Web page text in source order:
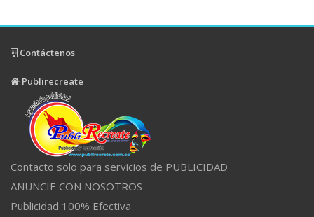
Contáctenos
Publirecreate
Contacto solo para servicios de PUBLICIDAD
ANUNCIE CON NOSOTROS
Publicidad 100% Efectiva